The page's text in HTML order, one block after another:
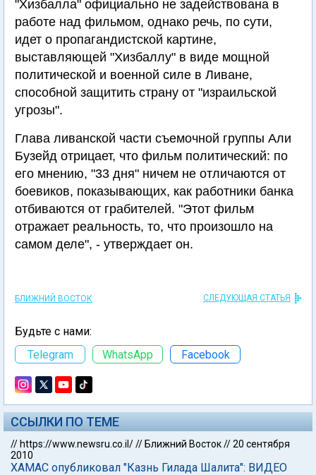
"Хизбалла" официально не задействована в
работе над фильмом, однако речь, по сути,
идет о пропагандистской картине,
выставляющей "Хизбаллу" в виде мощной
политической и военной силе в Ливане,
способной защитить страну от "израильской
угрозы".
Глава ливанской части съемочной группы Али
Бузейд отрицает, что фильм политический: по
его мнению, "33 дня" ничем не отличаются от
боевиков, показывающих, как работники банка
отбиваются от грабителей. "Этот фильм
отражает реальность, то, что произошло на
самом деле", - утверждает он.
БЛИЖНИЙ ВОСТОК СЛЕДУЮЩАЯ СТАТЬЯ
Будьте с нами:
Telegram
WhatsApp Facebook
ССЫЛКИ ПО ТЕМЕ
// https://www.newsru.co.il/// Ближний Восток//20 сентября
2010
ХАМАС опубликовал "Казнь Гилада Шалита": ВИДЕО